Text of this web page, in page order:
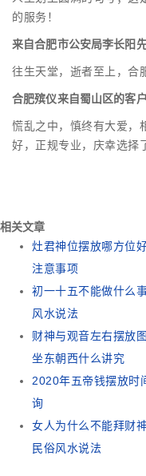
的服务！
来自合肥市公安局李长阳
往生天堂，逝者至上，合
合肥殡仪来自蜀山区的客
慌乱之中，慎终有大爱，
好，正规专业，庆幸选择
相关文章
灶君神位摆放哪方位
注意事项
初一十五不能做什么
风水说法
财神与观音左右摆放
坐东朝西什么讲究
2020年五帝钱摆放时
询
女人为什么不能拜财
民俗风水说法